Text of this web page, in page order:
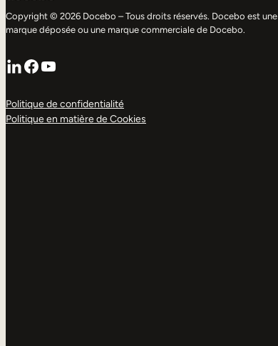
Copyright © 2026 Docebo – Tous droits réservés. Docebo est une
marque déposée ou une marque commerciale de Docebo.
LinkedIn
Facebook
YouTube
Politique de confidentialité
Politique en matière de Cookies